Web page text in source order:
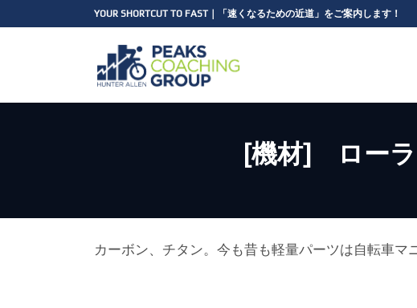
ン
へ
ビ
ョ
YOUR SHORTCUT TO FAST｜「速くなるための近道」をご案内します！
[機材] ローラ
カーボン、チタン。今も昔も軽量パーツは自転車マ